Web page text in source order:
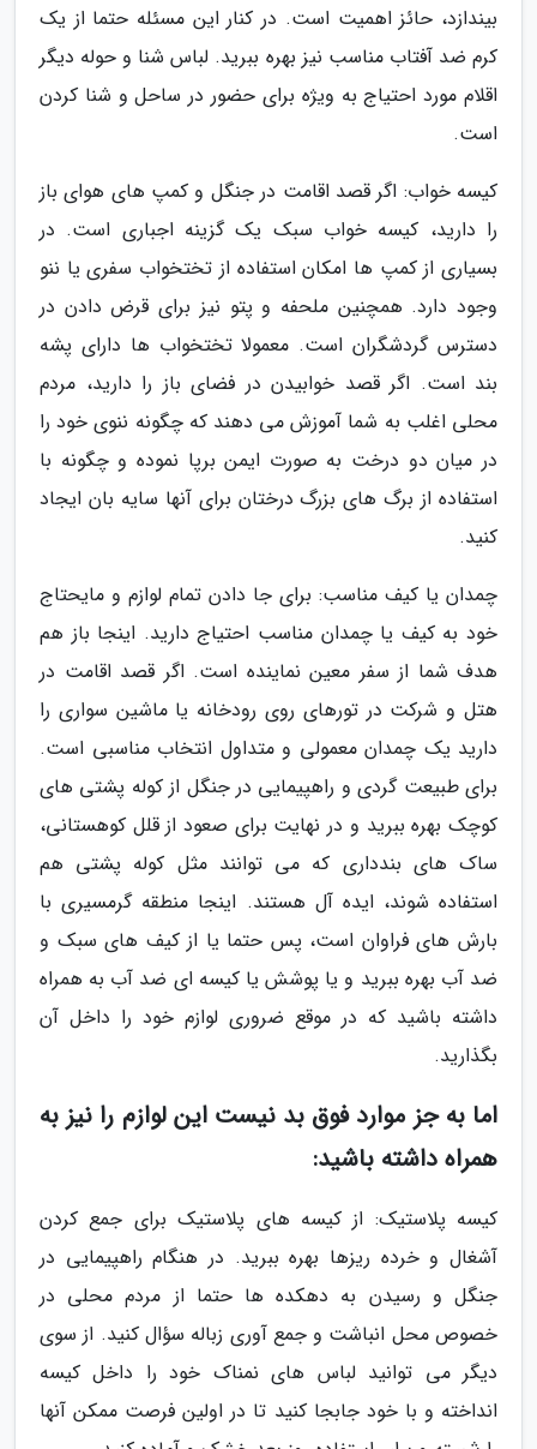
بیندازد، حائز اهمیت است. در کنار این مسئله حتما از یک
کرم ضد آفتاب مناسب نیز بهره ببرید. لباس شنا و حوله دیگر
اقلام مورد احتیاج به ویژه برای حضور در ساحل و شنا کردن
است.
کیسه خواب: اگر قصد اقامت در جنگل و کمپ های هوای باز
را دارید، کیسه خواب سبک یک گزینه اجباری است. در
بسیاری از کمپ ها امکان استفاده از تختخواب سفری یا ننو
وجود دارد. همچنین ملحفه و پتو نیز برای قرض دادن در
دسترس گردشگران است. معمولا تختخواب ها دارای پشه
بند است. اگر قصد خوابیدن در فضای باز را دارید، مردم
محلی اغلب به شما آموزش می دهند که چگونه ننوی خود را
در میان دو درخت به صورت ایمن برپا نموده و چگونه با
استفاده از برگ های بزرگ درختان برای آنها سایه بان ایجاد
کنید.
چمدان یا کیف مناسب: برای جا دادن تمام لوازم و مایحتاج
خود به کیف یا چمدان مناسب احتیاج دارید. اینجا باز هم
هدف شما از سفر معین نماینده است. اگر قصد اقامت در
هتل و شرکت در تورهای روی رودخانه یا ماشین سواری را
دارید یک چمدان معمولی و متداول انتخاب مناسبی است.
برای طبیعت گردی و راهپیمایی در جنگل از کوله پشتی های
کوچک بهره ببرید و در نهایت برای صعود از قلل کوهستانی،
ساک های بندداری که می توانند مثل کوله پشتی هم
استفاده شوند، ایده آل هستند. اینجا منطقه گرمسیری با
بارش های فراوان است، پس حتما یا از کیف های سبک و
ضد آب بهره ببرید و یا پوشش یا کیسه ای ضد آب به همراه
داشته باشید که در موقع ضروری لوازم خود را داخل آن
بگذارید.
اما به جز موارد فوق بد نیست این لوازم را نیز به
همراه داشته باشید:
کیسه پلاستیک: از کیسه های پلاستیک برای جمع کردن
آشغال و خرده ریزها بهره ببرید. در هنگام راهپیمایی در
جنگل و رسیدن به دهکده ها حتما از مردم محلی در
خصوص محل انباشت و جمع آوری زباله سؤال کنید. از سوی
دیگر می توانید لباس های نمناک خود را داخل کیسه
انداخته و با خود جابجا کنید تا در اولین فرصت ممکن آنها